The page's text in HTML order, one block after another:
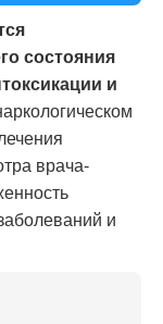
состояния
и
врача-
и